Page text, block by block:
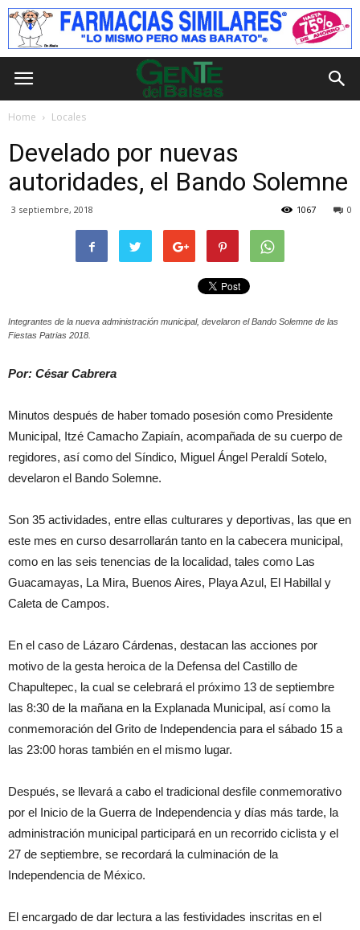
Home Locales
Develado por nuevas
autoridades, el Bando Solemne
3 septiembre, 2018 0
1067
Integrantes de la nueva administración municipal, develaron el Bando Solemne de las
Fiestas Patrias 2018.
Por: César Cabrera
Minutos después de haber tomado posesión como Presidente
Municipal, Itzé Camacho Zapiaín, acompañada de su cuerpo de
regidores, así como del Síndico, Miguel Ángel Peraldí Sotelo,
develaron el Bando Solemne.
Son 35 actividades, entre ellas culturares y deportivas, las que en
este mes en curso desarrollarán tanto en la cabecera municipal,
como en las seis tenencias de la localidad, tales como Las
Guacamayas, La Mira, Buenos Aires, Playa Azul, El Habillal y
Caleta de Campos.
En el caso de Lázaro Cárdenas, destacan las acciones por
motivo de la gesta heroica de la Defensa del Castillo de
Chapultepec, la cual se celebrará el próximo 13 de septiembre
las 8:30 de la mañana en la Explanada Municipal, así como la
conmemoración del Grito de Independencia para el sábado 15 a
las 23:00 horas también en el mismo lugar.
Después, se llevará a cabo el tradicional desfile conmemorativo
por el Inicio de la Guerra de Independencia y días más tarde, la
administración municipal participará en un recorrido ciclista y el
27 de septiembre, se recordará la culminación de la
Independencia de México.
El encargado de dar lectura a las festividades inscritas en el